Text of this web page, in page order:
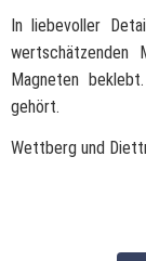
In liebevoller
wertschätzenden
Magneten
gehört.
Wettberg und